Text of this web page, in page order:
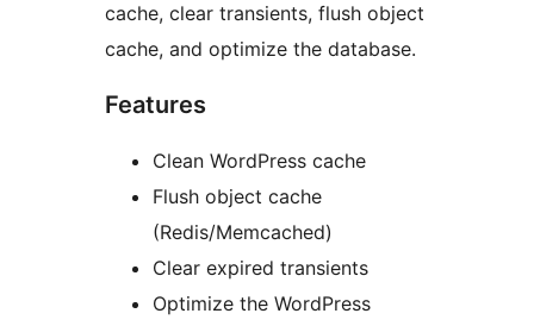
cache, clear transients, flush object
cache, and optimize the database.
Features
Clean WordPress cache
Flush object cache
(Redis/Memcached)
Clear expired transients
Optimize the WordPress